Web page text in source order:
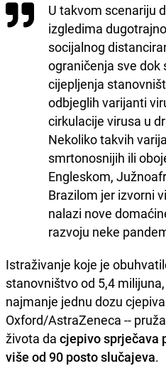
U takvom scenariju
izgledima
socijalnog
ograničenja sve dok
cijepljenja
odbjeglih varijanti
cirkulacije virusa u
Nekoliko takvih
smrtonosnijih ili
Engleskom,
Brazilom jer izvorni
nalazi nove
razvoju neke
Istraživanje koje je
stanovništvo od 5,4
najmanje jednu dozu
Oxford/AstraZeneca --
života da cjepivo sprječava
više od 90 posto slučajeva.